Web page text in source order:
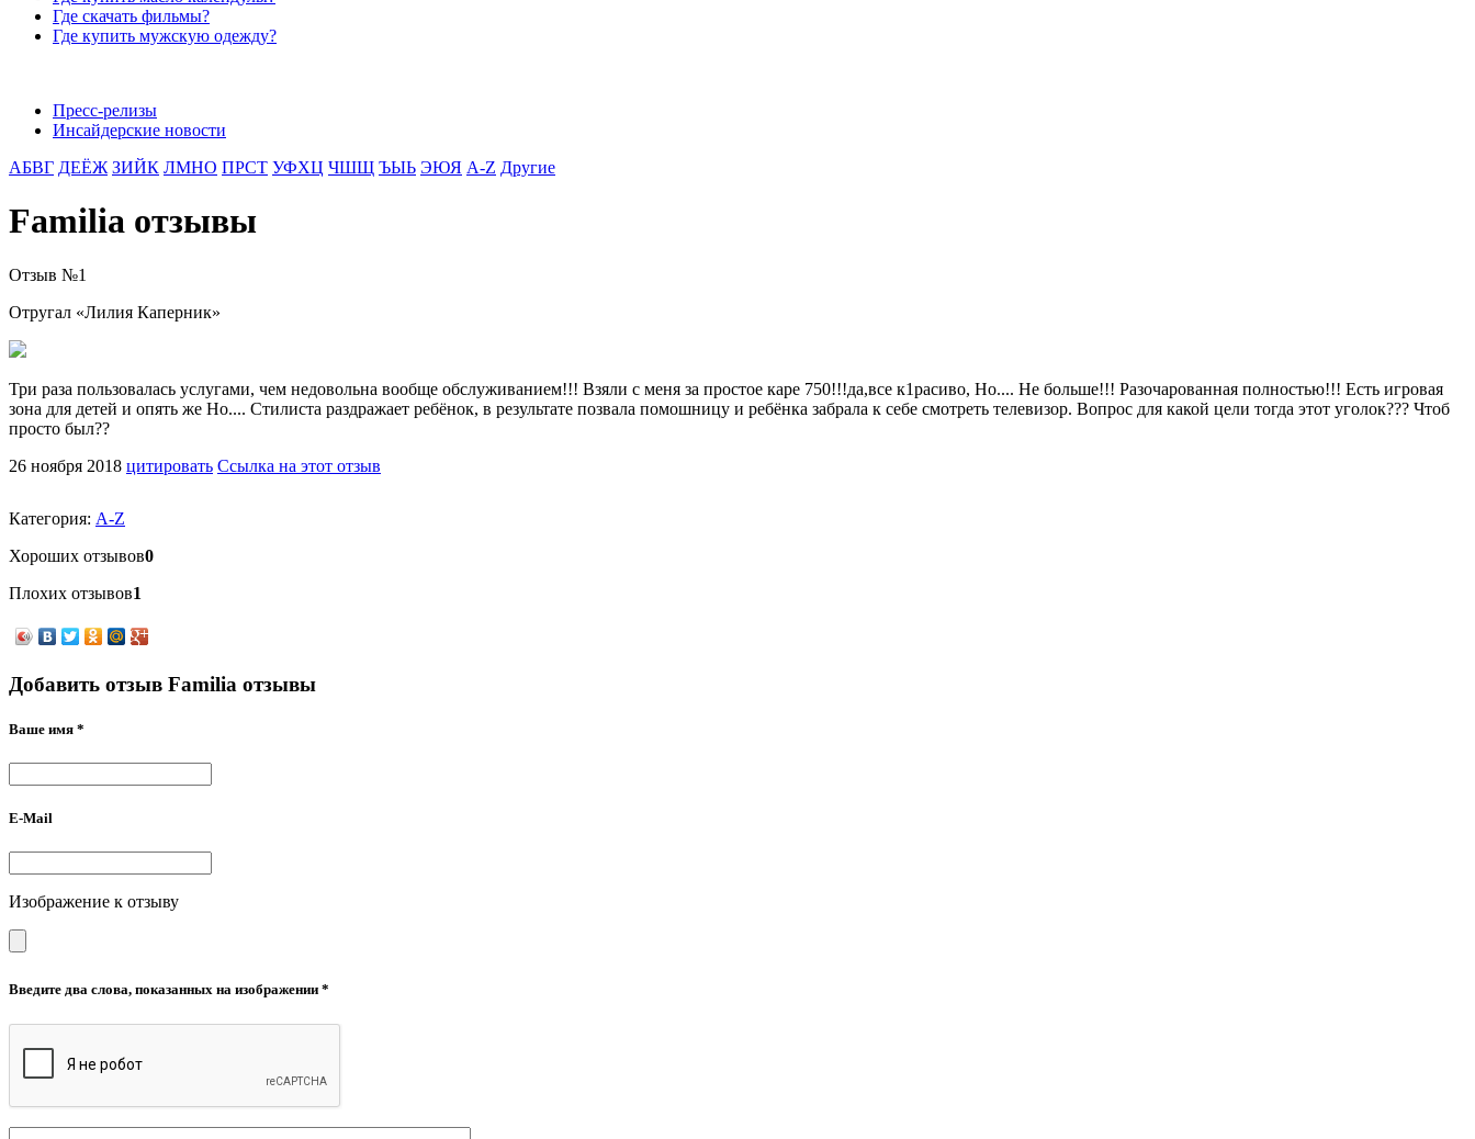
Где скачать фильмы?
Где купить мужскую одежду?
Пресс-релизы
Инсайдерские новости
АБВГ ДЕЁЖ ЗИЙК ЛМНО ПРСТ УФХЦ ЧШЩ ЪЫЬ ЭЮЯ A-Z Другие
Familia отзывы
Отзыв №1
Отругал «Лилия Каперник»
Три раза пользовалась услугами, чем недовольна вообще обслуживанием!!! Взяли с меня за простое каре 750!!!да,все к1расиво, Но.... Не больше!!! Разочарованная полностью!!! Есть игровая
зона для детей и опять же Но.... Стилиста раздражает ребёнок, в результате позвала помошницу и ребёнка забрала к себе смотреть телевизор. Вопрос для какой цели тогда этот уголок??? Чтоб
просто был??
26 ноября 2018 цитировать Ссылка на этот отзыв
Категория: A-Z
Хороших отзывов0
Плохих отзывов1
Добавить отзыв Familia отзывы
Ваше имя *
E-Mail
Изображение к отзыву
Введите два слова, показанных на изображении *